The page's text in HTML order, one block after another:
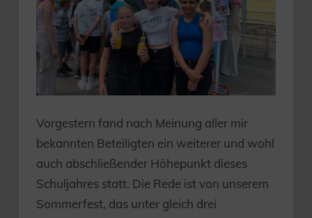
Vorgestern fand nach Meinung aller mir
bekannten Beteiligten ein weiterer und wohl
auch abschließender Höhepunkt dieses
Schuljahres statt. Die Rede ist von unserem
Sommerfest, das unter gleich drei